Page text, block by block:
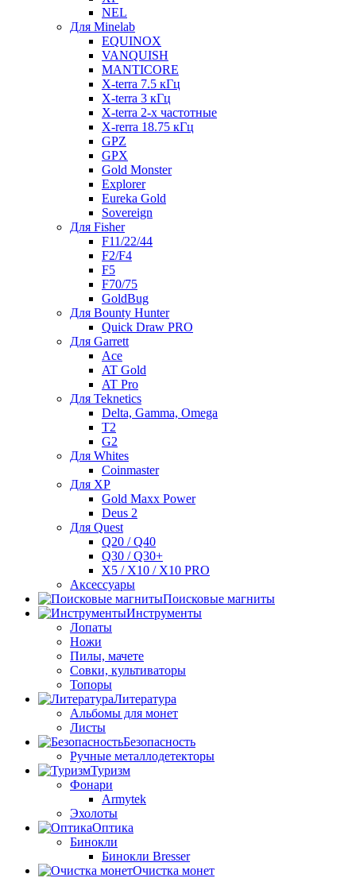
NEL
Для Minelab
EQUINOX
VANQUISH
MANTICORE
X-terra 7.5 кГц
X-terra 3 кГц
X-terra 2-х частотные
X-rerra 18.75 кГц
GPZ
GPX
Gold Monster
Explorer
Eureka Gold
Sovereign
Для Fisher
F11/22/44
F2/F4
F5
F70/75
GoldBug
Для Bounty Hunter
Quick Draw PRO
Для Garrett
Ace
AT Gold
AT Pro
Для Teknetics
Delta, Gamma, Omega
Т2
G2
Для Whites
Coinmaster
Для XP
Gold Maxx Power
Deus 2
Для Quest
Q20 / Q40
Q30 / Q30+
X5 / X10 / X10 PRO
Аксессуары
Поисковые магниты
Инструменты
Лопаты
Ножи
Пилы, мачете
Совки, культиваторы
Топоры
Литература
Альбомы для монет
Листы
Безопасность
Ручные металлодетекторы
Туризм
Фонари
Armytek
Эхолоты
Оптика
Бинокли
Бинокли Bresser
Очистка монет